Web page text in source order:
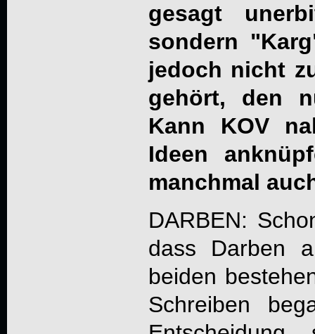
gesagt
sondern
jedoch nicht
gehört, den
Kann KOV
Ideen
manchmal
DARBEN:
dass Darben
beiden
Schreiben